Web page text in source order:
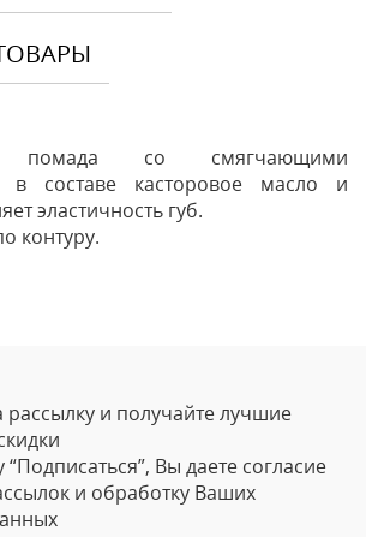
помада со смягчающими
в составе касторовое масло и
эластичность губ.
контуру.
и получайте лучшие
Вы даете согласие
и обработку Ваших